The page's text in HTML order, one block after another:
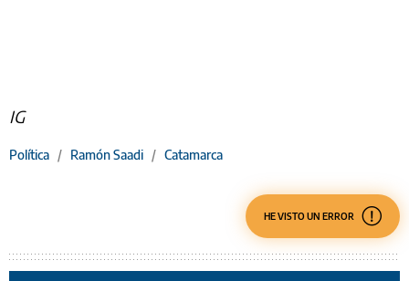
IG
Política / Ramón Saadi / Catamarca
HE VISTO UN ERROR